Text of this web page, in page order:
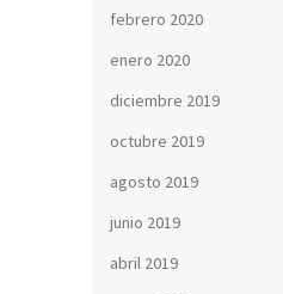
febrero 2020
enero 2020
diciembre 2019
octubre 2019
agosto 2019
junio 2019
abril 2019